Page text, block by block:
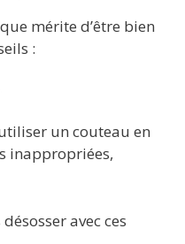
mérite d’être bien
:
un couteau en
inappropriées,
avec ces